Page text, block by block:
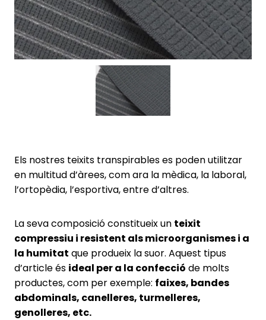
Els nostres teixits transpirables es poden utilitzar
en multitud d’àrees, com ara la mèdica, la laboral,
l’ortopèdia, l’esportiva, entre d’altres.
La seva composició constitueix un teixit
compressiu i resistent als microorganismes i a
la humitat que produeix la suor. Aquest tipus
d’article és ideal per a la confecció de molts
productes, com per exemple: faixes, bandes
abdominals, canelleres, turmelleres,
genolleres, etc.